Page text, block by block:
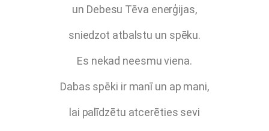
un Debesu Tēva enerģijas,
sniedzot atbalstu un spēku.
Es nekad neesmu viena.
Dabas spēki ir manī un ap mani,
lai palīdzētu atcerēties sevi